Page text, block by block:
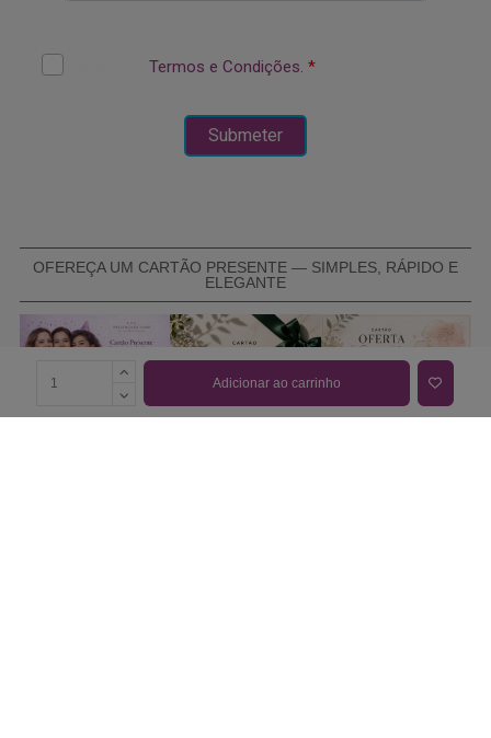
Adicionar ao carrinho
OFEREÇA UM CARTÃO PRESENTE — SIMPLES, RÁPIDO E
ELEGANTE